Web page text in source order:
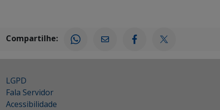
Compartilhe:
LGPD
Fala Servidor
Acessibilidade